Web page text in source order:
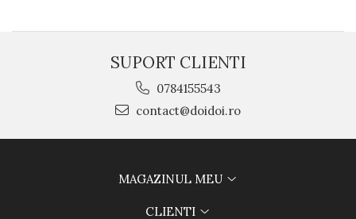
SUPORT CLIENTI
0784155543
contact@doidoi.ro
MAGAZINUL MEU
CLIENTI